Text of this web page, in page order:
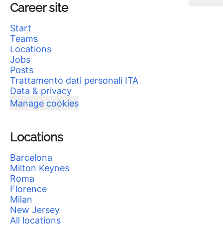
Career site
Start
Teams
Locations
Jobs
Posts
Trattamento dati personali ITA
Data & privacy
Manage cookies
Locations
Barcelona
Milton Keynes
Roma
Florence
Milan
New Jersey
All locations